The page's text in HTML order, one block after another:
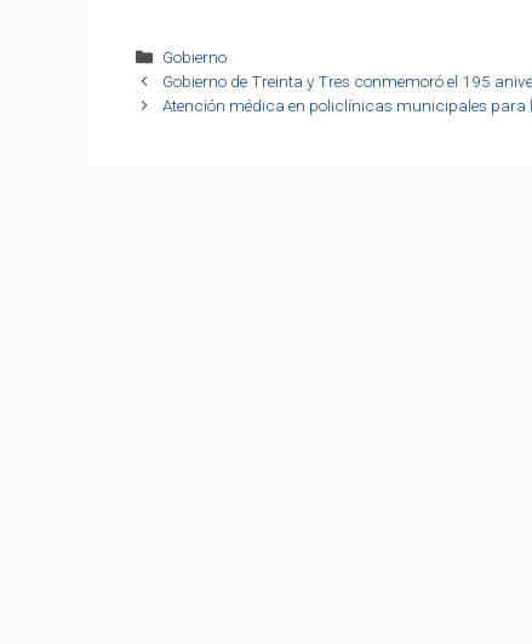
Categorías
Gobierno
Gobierno de Treinta y Tres conmemoró el 195
Atención médica en policlínicas municipales para